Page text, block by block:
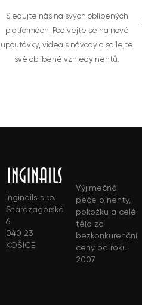
Sledujte nás na svých oblíbených
platformách. Podívejte se na nové
upoutávky, videa s návody a sdílejte
své oblíbené vzhledy nehtů.
Inginails s.r.o.
Starozagorská
6
040 23
KOŠICE
Výjimečná
péče o nehty,
pokožku a celé
tělo za
bezkonkurenční
ceny od roku
2007